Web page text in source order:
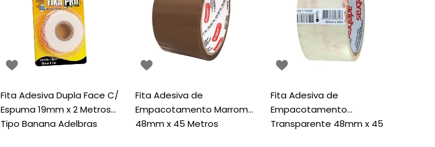
Fita Adesiva Dupla Face C/
Espuma 19mm x 2 Metros
Tipo Banana Adelbras
Fita Adesiva de
Empacotamento Marrom
48mm x 45 Metros
Fita Adesiva de
Empacotamento
Transparente 48mm x 45